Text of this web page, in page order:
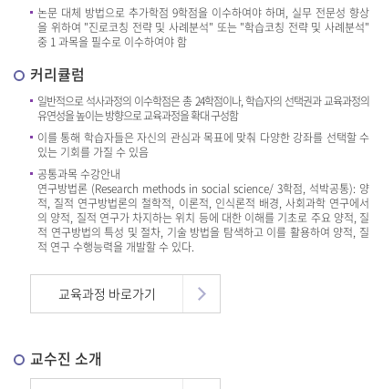
논문 대체 방법으로 추가학점 9학점을 이수하여야 하며, 실무 전문성 향상
을 위하여 "진로코칭 전략 및 사례분석" 또는 "학습코칭 전략 및 사례분석"
중 1 과목을 필수로 이수하여야 함
커리큘럼
일반적으로 석사과정의 이수학점은 총 24학점이나, 학습자의 선택권과 교육과정의
유연성을 높이는 방향으로 교육과정을 확대 구성함
이를 통해 학습자들은 자신의 관심과 목표에 맞춰 다양한 강좌를 선택할 수
있는 기회를 가질 수 있음
공통과목 수강안내
연구방법론 (Research methods in social science/ 3학점, 석박공통): 양
적, 질적 연구방법론의 철학적, 이론적, 인식론적 배경, 사회과학 연구에서
의 양적, 질적 연구가 차지하는 위치 등에 대한 이해를 기초로 주요 양적, 질
적 연구방법의 특성 및 절차, 기술 방법을 탐색하고 이를 활용하여 양적, 질
적 연구 수행능력을 개발할 수 있다.
교육과정 바로가기
교수진 소개